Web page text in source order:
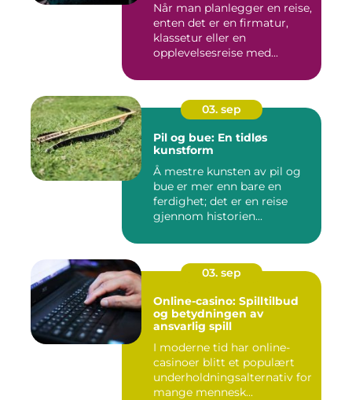
Når man planlegger en reise,
enten det er en firmatur,
klassetur eller en
opplevelsesreise med...
03. sep
Pil og bue: En tidløs
kunstform
Å mestre kunsten av pil og
bue er mer enn bare en
ferdighet; det er en reise
gjennom historien...
03. sep
Online-casino: Spilltilbud
og betydningen av
ansvarlig spill
I moderne tid har online-
casinoer blitt et populært
underholdningsalternativ for
mange mennesk...